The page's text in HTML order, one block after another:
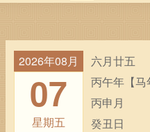
2026年08月
07
星期五
六月廿五
丙午年【马
丙申月
癸丑日